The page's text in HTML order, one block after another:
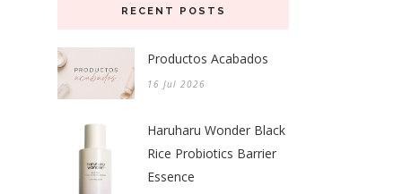
RECENT POSTS
Productos Acabados
16 Jul 2026
Haruharu Wonder Black
Rice Probiotics Barrier
Essence